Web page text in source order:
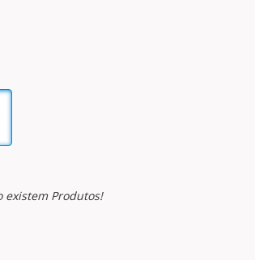
existem Produtos!